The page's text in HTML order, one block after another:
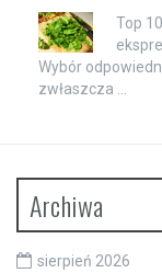
Top
Wybór
zwłaszcza …
Archiwa
sierpień 2026